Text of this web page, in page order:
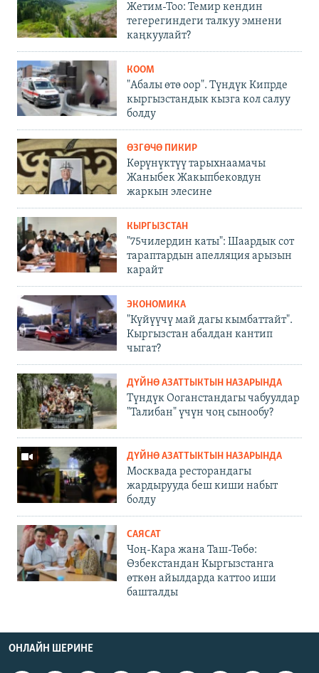
Жетим-Тоо: Темир кендин
тегерегиндеги талкуу эмнени
каңкуулайт?
КООМ
"Абалы өтө оор". Түндүк Кипрде
кыргызстандык кызга кол салуу
болду
ӨЗГӨЧӨ ПИКИР
Көрүнүктүү тарыхнаамачы
Жаныбек Жакыпбековдун
жаркын элесине
КЫРГЫЗСТАН
"75чилердин каты": Шаардык сот
тараптардын апелляция арызын
карайт
ЭКОНОМИКА
"Күйүүчү май дагы кымбаттайт".
Кыргызстан абалдан кантип
чыгат?
ДҮЙНӨ АЗАТТЫКТЫН НАЗАРЫНДА
Түндүк Ооганстандагы чабуулдар
"Талибан" үчүн чоң сынообу?
ДҮЙНӨ АЗАТТЫКТЫН НАЗАРЫНДА
Москвада ресторандагы
жардырууда беш киши набыт
болду
САЯСАТ
Чоң-Кара жана Таш-Төбө:
Өзбекстандан Кыргызстанга
өткөн айылдарда каттоо иши
башталды
ОНЛАЙН ШЕРИНЕ